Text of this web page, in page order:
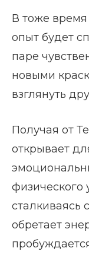
В тоже
опыт будет
паре
новыми
взглянуть
Получая от
открывает
физического
сталкиваясь
обретает